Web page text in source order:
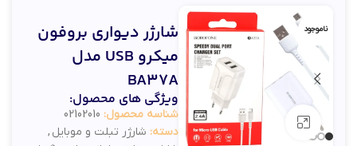
ناموجود
بزرگنمایی تصویر
شارژر دیواری بروفون
میکرو USB مدل
BA37A
ویژگی های محصول:
شناسه محصول: 02102010
دسته: شارژر تبلت و موبایل ,